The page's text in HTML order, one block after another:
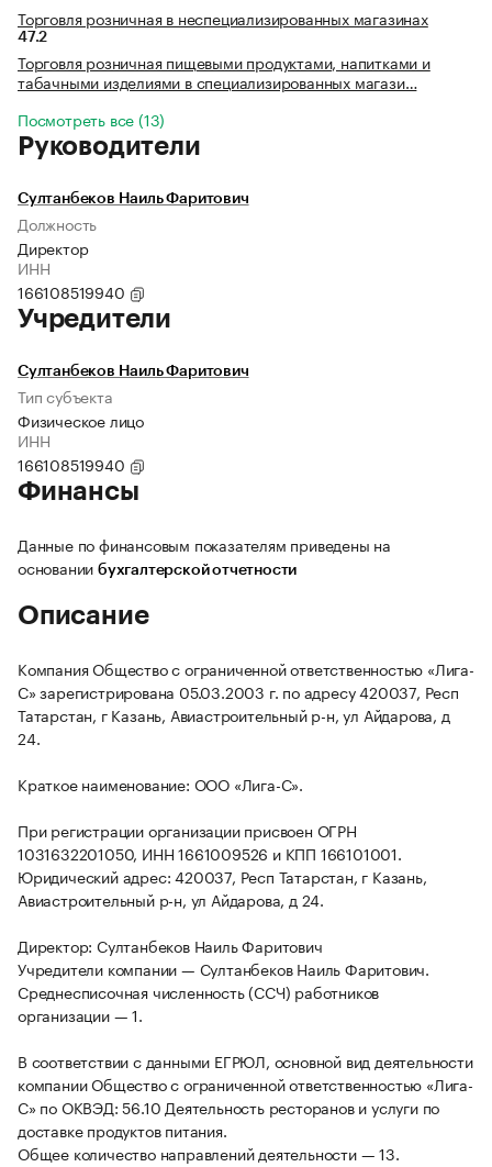
Торговля розничная в неспециализированных магазинах
47.2
Торговля розничная пищевыми продуктами, напитками и
табачными изделиями в специализированных магази…
Посмотреть все (13)
Руководители
Султанбеков Наиль Фаритович
Должность
Директор
ИНН
166108519940
Учредители
Султанбеков Наиль Фаритович
Тип субъекта
Физическое лицо
ИНН
166108519940
Финансы
Данные по финансовым показателям приведены на
основании бухгалтерской отчетности
Описание
Компания Общество с ограниченной ответственностью «Лига-
С» зарегистрирована 05.03.2003 г. по адресу 420037, Респ
Татарстан, г Казань, Авиастроительный р-н, ул Айдарова, д
24.
Краткое наименование: ООО «Лига-С».
При регистрации организации присвоен ОГРН
1031632201050, ИНН 1661009526 и КПП 166101001.
Юридический адрес: 420037, Респ Татарстан, г Казань,
Авиастроительный р-н, ул Айдарова, д 24.
Директор: Султанбеков Наиль Фаритович
Учредители компании — Султанбеков Наиль Фаритович.
Среднесписочная численность (ССЧ) работников
организации — 1.
В соответствии с данными ЕГРЮЛ, основной вид деятельности
компании Общество с ограниченной ответственностью «Лига-
С» по ОКВЭД: 56.10 Деятельность ресторанов и услуги по
доставке продуктов питания.
Общее количество направлений деятельности — 13.